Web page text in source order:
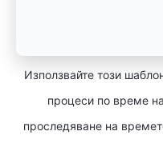
Използвайте този
процеси по време
проследяване на